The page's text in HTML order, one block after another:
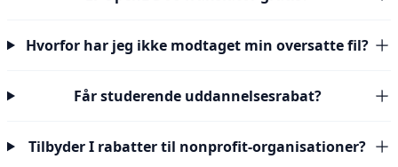
Hvorfor har jeg ikke modtaget min oversatte fil?
Får studerende uddannelsesrabat?
Tilbyder I rabatter til nonprofit-organisationer?